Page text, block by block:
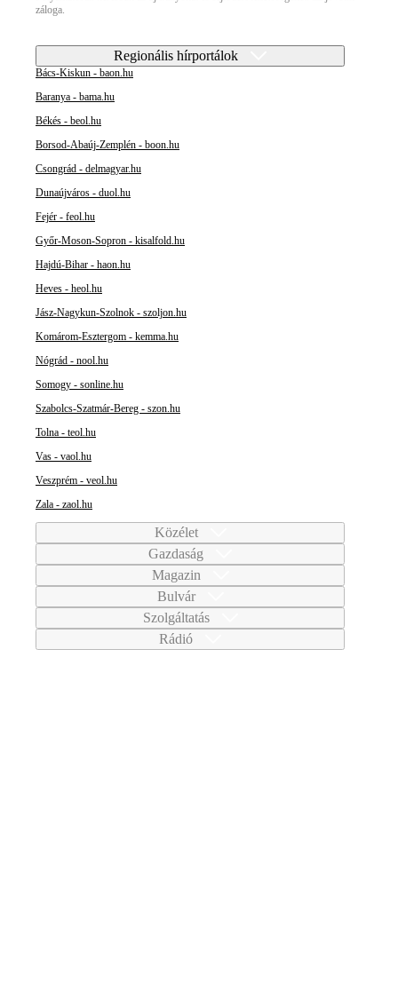
záloga.
Regionális hírportálok
Bács-Kiskun - baon.hu
Baranya - bama.hu
Békés - beol.hu
Borsod-Abaúj-Zemplén - boon.hu
Csongrád - delmagyar.hu
Dunaújváros - duol.hu
Fejér - feol.hu
Győr-Moson-Sopron - kisalfold.hu
Hajdú-Bihar - haon.hu
Heves - heol.hu
Jász-Nagykun-Szolnok - szoljon.hu
Komárom-Esztergom - kemma.hu
Nógrád - nool.hu
Somogy - sonline.hu
Szabolcs-Szatmár-Bereg - szon.hu
Tolna - teol.hu
Vas - vaol.hu
Veszprém - veol.hu
Zala - zaol.hu
Közélet
Gazdaság
Magazin
Bulvár
Szolgáltatás
Rádió